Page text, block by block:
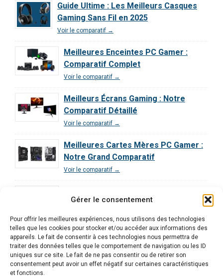
Gérer le consentement
Pour offrir les meilleures expériences, nous utilisons des technologies
telles que les cookies pour stocker et/ou accéder aux informations des
appareils. Le fait de consentir à ces technologies nous permettra de
traiter des données telles que le comportement de navigation ou les ID
uniques sur ce site. Le fait de ne pas consentir ou de retirer son
consentement peut avoir un effet négatif sur certaines caractéristiques
et fonctions.
Guide Ultime : Les Meilleurs Casques
Gaming Sans Fil en 2025
Voir le comparatif →
Meilleures Enceintes PC Gamer :
Comparatif Complet
Voir le comparatif →
Meilleurs Écrans Gaming : Notre
Comparatif Détaillé
Voir le comparatif →
Meilleures Cartes Mères PC Gamer :
Notre Grand Comparatif
Voir le comparatif →
Gaming : Guide Ultime
Voir le comparatif →
Comparatif Exclusif | Les 3 Meilleurs
PC Gamer Décryptés
Voir le comparatif →